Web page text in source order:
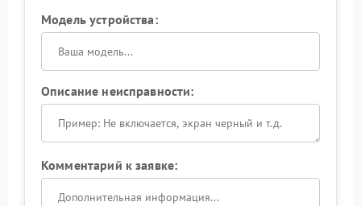
Модель устройства:
Описание неисправности:
Комментарий к заявке: